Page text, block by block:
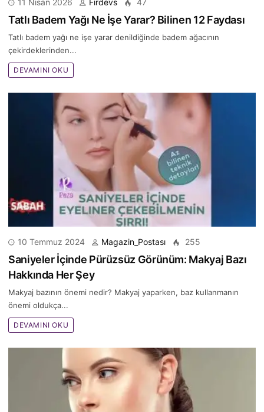
Tatlı Badem Yağı Ne İşe Yarar? Bilinen 12 Faydası
Tatlı badem yağı ne işe yarar denildiğinde badem ağacının
çekirdeklerinden...
DEVAMINI OKU
10 Temmuz 2024 Magazin_Postası 255
Saniyeler İçinde Pürüzsüz Görünüm: Makyaj Bazı
Hakkında Her Şey
Makyaj bazının önemi nedir? Makyaj yaparken, baz kullanmanın
önemi oldukça...
DEVAMINI OKU